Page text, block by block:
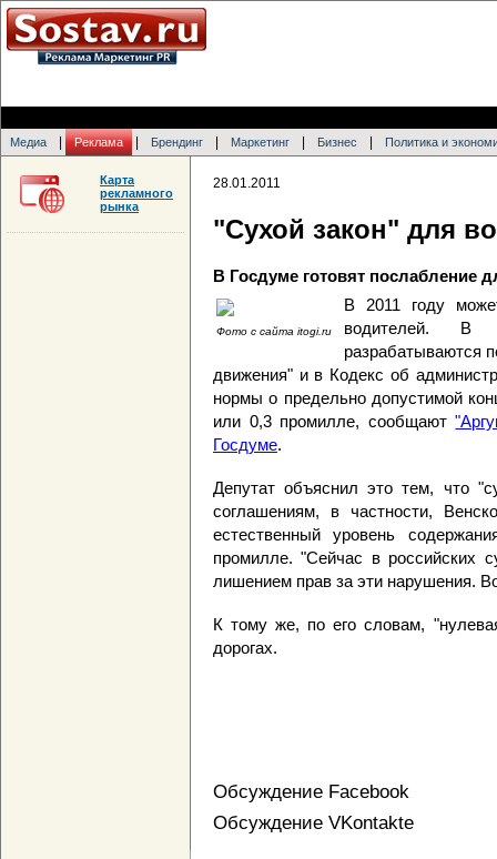
Медиа Реклама Брендинг Маркетинг Бизнес Политика и
28.01.2011
"Сухой закон" для
В Госдуме готовят послабление
Фото с сайта itogi.ru
В 2011 году
водителей. В
разрабатываются
движения" и в Кодекс об
нормы о предельно допустимой
или 0,3 промилле, сообщают
Госдуме.
Депутат объяснил это тем, что
соглашениям, в частности,
естественный уровень
промилле. "Сейчас в российских
лишением прав за эти нарушения.
К тому же, по его словам,
дорогах.
Обсуждение Facebook
Обсуждение VKontakte
Карта
рекламного
рынка